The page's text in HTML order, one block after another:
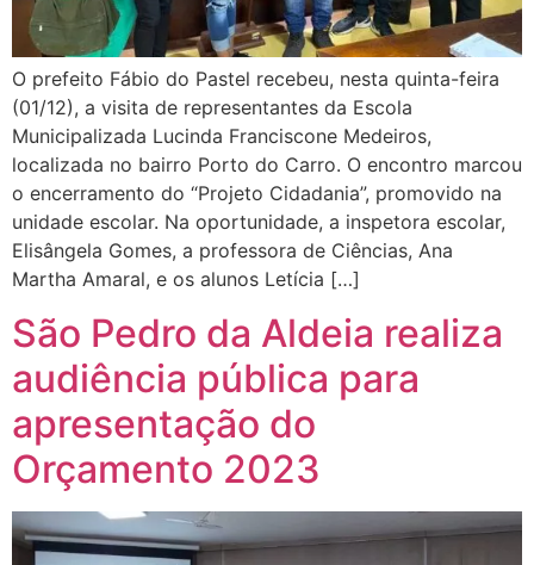
O prefeito Fábio do Pastel recebeu, nesta quinta-feira
(01/12), a visita de representantes da Escola
Municipalizada Lucinda Franciscone Medeiros,
localizada no bairro Porto do Carro. O encontro marcou
o encerramento do “Projeto Cidadania”, promovido na
unidade escolar. Na oportunidade, a inspetora escolar,
Elisângela Gomes, a professora de Ciências, Ana
Martha Amaral, e os alunos Letícia […]
São Pedro da Aldeia realiza
audiência pública para
apresentação do
Orçamento 2023